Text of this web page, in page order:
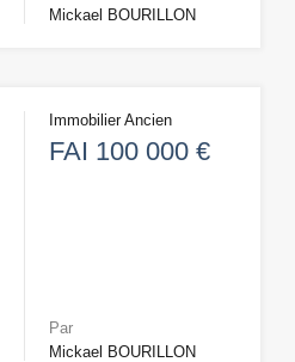
Mickael BOURILLON
Immobilier Ancien
FAI 100 000 €
Par
Mickael BOURILLON